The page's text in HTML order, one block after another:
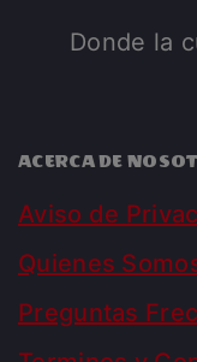
Donde la
ACERCA DE
Aviso de
Quienes
Preguntas